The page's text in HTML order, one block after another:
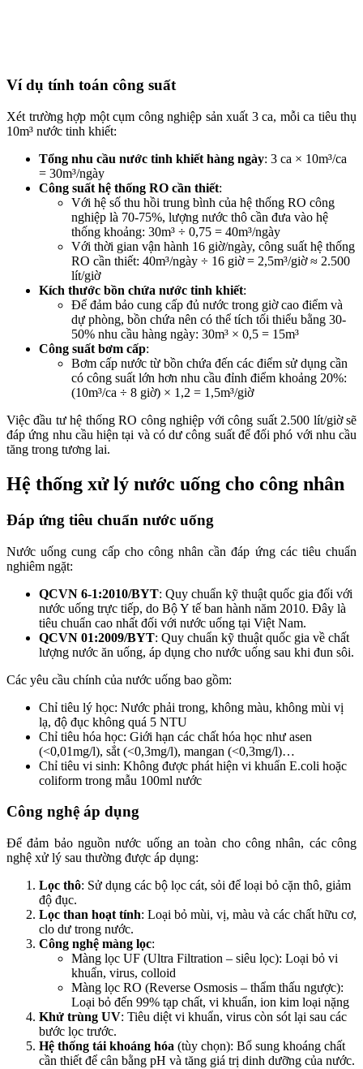
Ví dụ tính toán công suất
Xét trường hợp một cụm công nghiệp sản xuất 3 ca, mỗi ca tiêu thụ
10m³ nước tinh khiết:
Tổng nhu cầu nước tinh khiết hàng ngày: 3 ca × 10m³/ca
= 30m³/ngày
Công suất hệ thống RO cần thiết:
Với hệ số thu hồi trung bình của hệ thống RO công
nghiệp là 70-75%, lượng nước thô cần đưa vào hệ
thống khoảng: 30m³ ÷ 0,75 = 40m³/ngày
Với thời gian vận hành 16 giờ/ngày, công suất hệ thống
RO cần thiết: 40m³/ngày ÷ 16 giờ = 2,5m³/giờ ≈ 2.500
lít/giờ
Kích thước bồn chứa nước tinh khiết:
Để đảm bảo cung cấp đủ nước trong giờ cao điểm và
dự phòng, bồn chứa nên có thể tích tối thiểu bằng 30-
50% nhu cầu hàng ngày: 30m³ × 0,5 = 15m³
Công suất bơm cấp:
Bơm cấp nước từ bồn chứa đến các điểm sử dụng cần
có công suất lớn hơn nhu cầu đỉnh điểm khoảng 20%:
(10m³/ca ÷ 8 giờ) × 1,2 = 1,5m³/giờ
Việc đầu tư hệ thống RO công nghiệp với công suất 2.500 lít/giờ sẽ
đáp ứng nhu cầu hiện tại và có dư công suất để đối phó với nhu cầu
tăng trong tương lai.
Hệ thống xử lý nước uống cho công nhân
Đáp ứng tiêu chuẩn nước uống
Nước uống cung cấp cho công nhân cần đáp ứng các tiêu chuẩn
nghiêm ngặt:
QCVN 6-1:2010/BYT: Quy chuẩn kỹ thuật quốc gia đối với
nước uống trực tiếp, do Bộ Y tế ban hành năm 2010. Đây là
tiêu chuẩn cao nhất đối với nước uống tại Việt Nam.
QCVN 01:2009/BYT: Quy chuẩn kỹ thuật quốc gia về chất
lượng nước ăn uống, áp dụng cho nước uống sau khi đun sôi.
Các yêu cầu chính của nước uống bao gồm:
Chỉ tiêu lý học: Nước phải trong, không màu, không mùi vị
lạ, độ đục không quá 5 NTU
Chỉ tiêu hóa học: Giới hạn các chất hóa học như asen
(<0,01mg/l), sắt (<0,3mg/l), mangan (<0,3mg/l)…
Chỉ tiêu vi sinh: Không được phát hiện vi khuẩn E.coli hoặc
coliform trong mẫu 100ml nước
Công nghệ áp dụng
Để đảm bảo nguồn nước uống an toàn cho công nhân, các công
nghệ xử lý sau thường được áp dụng:
Lọc thô: Sử dụng các bộ lọc cát, sỏi để loại bỏ cặn thô, giảm
độ đục.
Lọc than hoạt tính: Loại bỏ mùi, vị, màu và các chất hữu cơ,
clo dư trong nước.
Công nghệ màng lọc:
Màng lọc UF (Ultra Filtration – siêu lọc): Loại bỏ vi
khuẩn, virus, colloid
Màng lọc RO (Reverse Osmosis – thẩm thấu ngược):
Loại bỏ đến 99% tạp chất, vi khuẩn, ion kim loại nặng
Khử trùng UV: Tiêu diệt vi khuẩn, virus còn sót lại sau các
bước lọc trước.
Hệ thống tái khoáng hóa (tùy chọn): Bổ sung khoáng chất
cần thiết để cân bằng pH và tăng giá trị dinh dưỡng của nước.